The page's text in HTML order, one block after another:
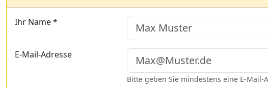
Ihr Name *
E-Mail-Adresse
Bitte geben Sie mindestens eine E-